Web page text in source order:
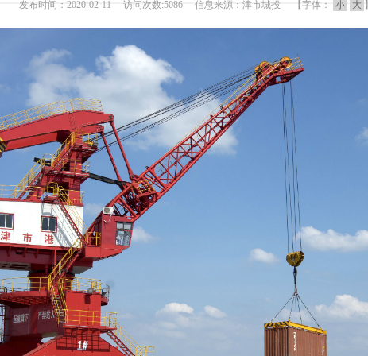
发布时间：2020-02-11 访问次数:5086 信息来源：津市城投 【字体： 小 大